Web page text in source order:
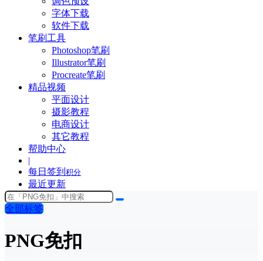
字体下载
软件下载
笔刷工具
Photoshop笔刷
Illustrator笔刷
Procreate笔刷
精品视频
平面设计
摄影教程
电商设计
其它教程
帮助中心
|
每日签到 积分
最近更新
全部标签
PNG免扣